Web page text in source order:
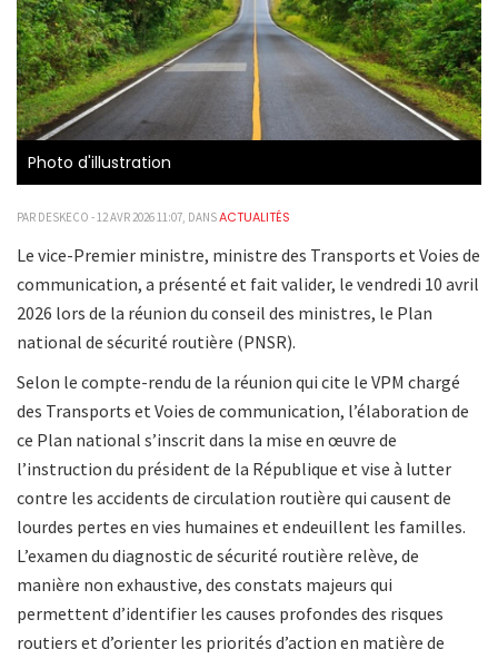
Photo d'illustration
PAR DESKECO - 12 AVR 2026 11:07, DANSACTUALITÉS
Le vice-Premier ministre, ministre des Transports et Voies de
communication, a présenté et fait valider, le vendredi 10 avril
2026 lors de la réunion du conseil des ministres, le Plan
national de sécurité routière (PNSR).
Selon le compte-rendu de la réunion qui cite le VPM chargé
des Transports et Voies de communication, l’élaboration de
ce Plan national s’inscrit dans la mise en œuvre de
l’instruction du président de la République et vise à lutter
contre les accidents de circulation routière qui causent de
lourdes pertes en vies humaines et endeuillent les familles.
L’examen du diagnostic de sécurité routière relève, de
manière non exhaustive, des constats majeurs qui
permettent d’identifier les causes profondes des risques
routiers et d’orienter les priorités d’action en matière de